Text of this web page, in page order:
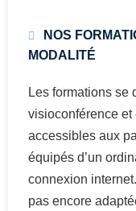
NOS
MODALITÉ
Les formations se
visioconférence
accessibles aux
équipés d’un
connexion
pas encore